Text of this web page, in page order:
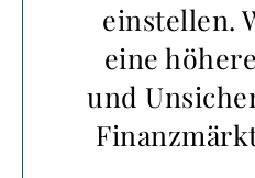
einstellen.
eine
und